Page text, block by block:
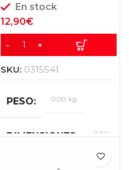
En stock
12,90€
SKU: 0315541
PESO 0,00 kg
DIMENSIONES
0,00
0,00